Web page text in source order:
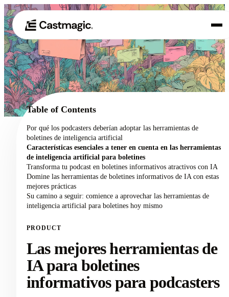
01 Producto
02 Casos de uso
Precios
Acerca de nosotros
Table of Contents
Por qué los podcasters deberían adoptar las herramientas de
boletines de inteligencia artificial
Características esenciales a tener en cuenta en las herramientas
de inteligencia artificial para boletines
Transforma tu podcast en boletines informativos atractivos con IA
Domine las herramientas de boletines informativos de IA con estas
mejores prácticas
Su camino a seguir: comience a aprovechar las herramientas de
inteligencia artificial para boletines hoy mismo
PRODUCT
Las mejores herramientas de
IA para boletines
informativos para podcasters